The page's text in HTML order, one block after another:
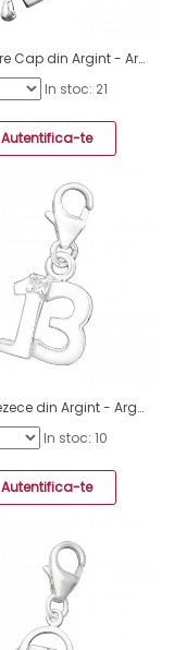
Absolvire Cap din Argint - Argint 925 Amulete cu sistem de închidere A4S6781
In stoc: 21
Autentifica-te
Treisprezece din Argint - Argint 925 Amulete cu sistem de închidere A4S3340
In stoc: 10
Autentifica-te